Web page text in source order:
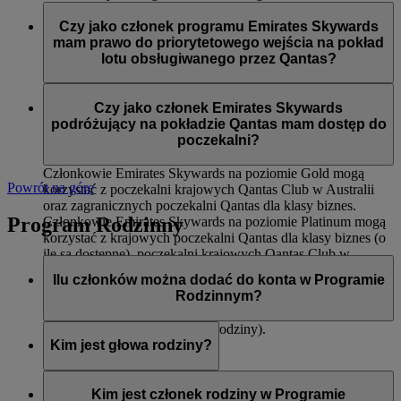
klasy biznes oraz krajowych poczekalni Qantas Club
Pierwszeństwa wejścia na pokład
Priorytetowego dostarczenia bagażu
lotów obsługiwanych przez Qantas mają dostęp do:
Odprawy dla klasy ekonomicznej Premium (o ile jest
12 kg dodatkowego limitu bagażu (na trasach, na
których obowiązuje zasada wagi)
Czy jako członek programu Emirates Skywards
mam prawo do priorytetowego wejścia na pokład
lotu obsługiwanego przez Qantas?
członkowie Emirates Skywards na poziomach Platinum i
Gold.
Czy jako członek Emirates Skywards
podróżujący na pokładzie Qantas mam dostęp do
poczekalni?
Członkowie Emirates Skywards na poziomie Gold mogą
korzystać z poczekalni krajowych Qantas Club w Australii
oraz zagranicznych poczekalni Qantas dla klasy biznes.
Członkowie Emirates Skywards na poziomie Platinum mogą
korzystać z krajowych poczekalni Qantas dla klasy biznes (o
ile są dostępne), poczekalni krajowych Qantas Club w
Australii oraz zagranicznych poczekalni Qantas dla klasy
biznes.
Powrót na górę
Program Rodzinny
Ilu członków można dodać do konta w Programie
Rodzinnym?
Ośmiu (włączając w to głowę rodziny).
Kim jest głowa rodziny?
w Programie Rodzinnym, dodawanie i usuwanie członków,
Kim jest członek rodziny w Programie